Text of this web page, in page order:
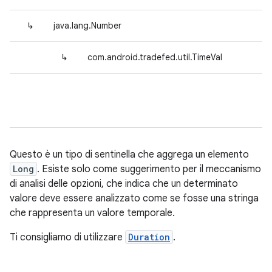
↳ java.lang.Number
↳ com.android.tradefed.util.TimeVal
Questo è un tipo di sentinella che aggrega un elemento
Long . Esiste solo come suggerimento per il meccanismo
di analisi delle opzioni, che indica che un determinato
valore deve essere analizzato come se fosse una stringa
che rappresenta un valore temporale.
Ti consigliamo di utilizzare Duration .